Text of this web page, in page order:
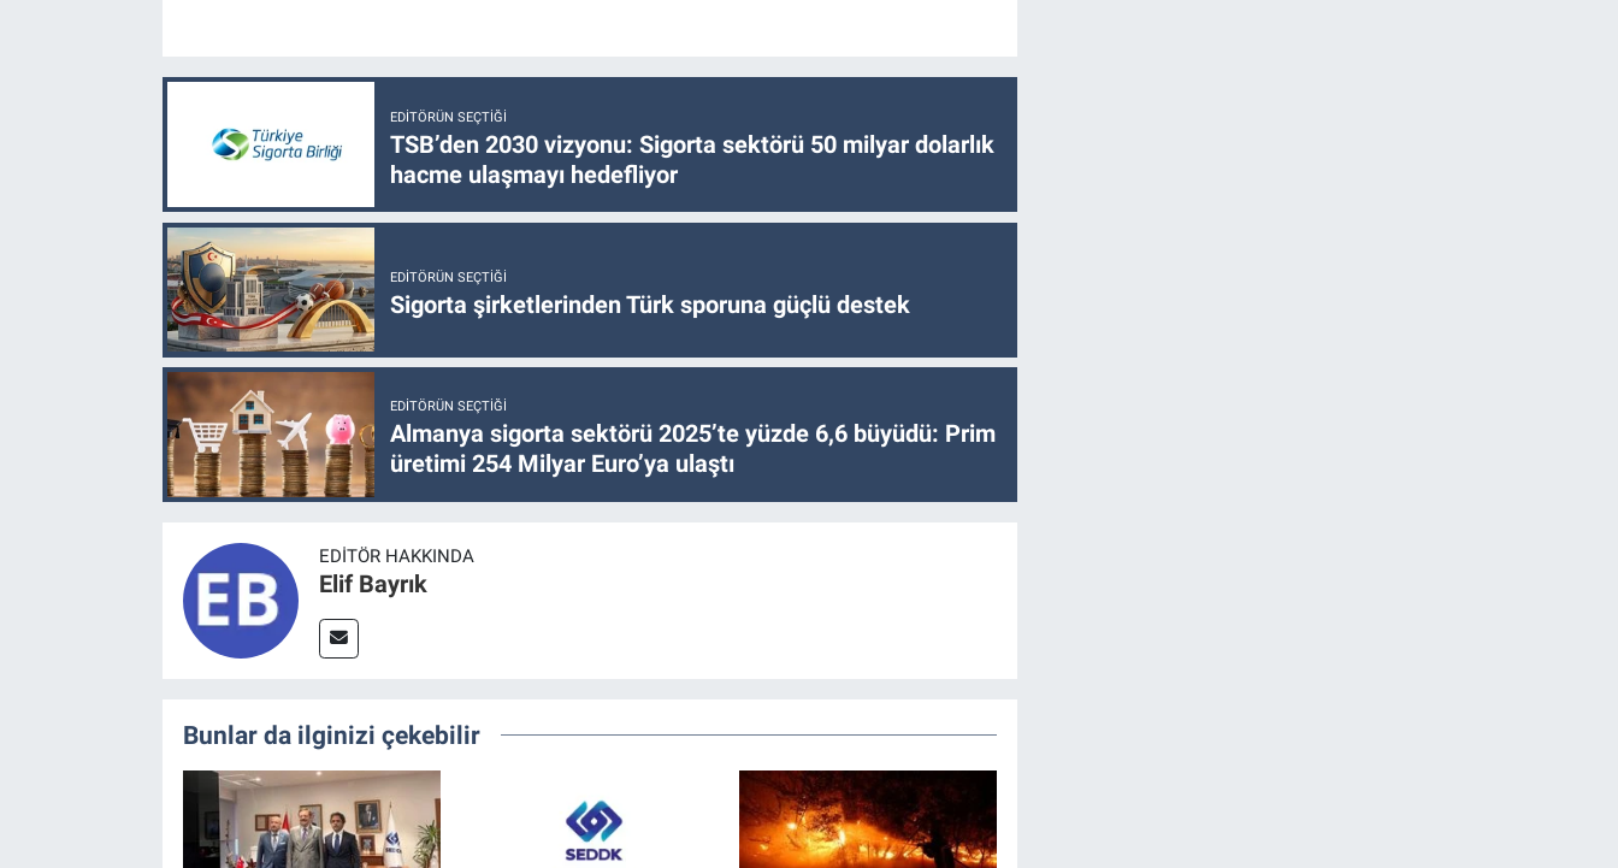
EDITÖRÜN SEÇTIĞI
TSB’den 2030 vizyonu: Sigorta sektörü 50 milyar dolarlık
hacme ulaşmayı hedefliyor
EDITÖRÜN SEÇTIĞI
Sigorta şirketlerinden Türk sporuna güçlü destek
EDITÖRÜN SEÇTIĞI
Almanya sigorta sektörü 2025’te yüzde 6,6 büyüdü: Prim
üretimi 254 Milyar Euro’ya ulaştı
EDITÖR HAKKINDA
Elif Bayrık
Bunlar da ilginizi çekebilir